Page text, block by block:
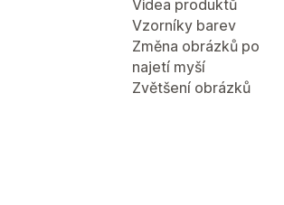
Videa produktů
Vzorníky barev
Změna obrázků po
najetí myší
Zvětšení obrázků